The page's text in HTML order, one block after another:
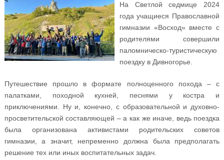
На Светлой седмице 2024
года учащиеся Православной
гимназии «Восход» вместе с
родителями совершили
паломническо-туристическую
поездку в Дивногорье.
Путешествие прошло в формате полноценного похода – с
палатками, походной кухней, песнями у костра и
приключениями. Ну и, конечно, с образовательной и духовно-
просветительской составляющей – а как же иначе, ведь поездка
была организована активистами родительских советов
гимназии, а значит, непременно должна была предполагать
решение тех или иных воспитательных задач.